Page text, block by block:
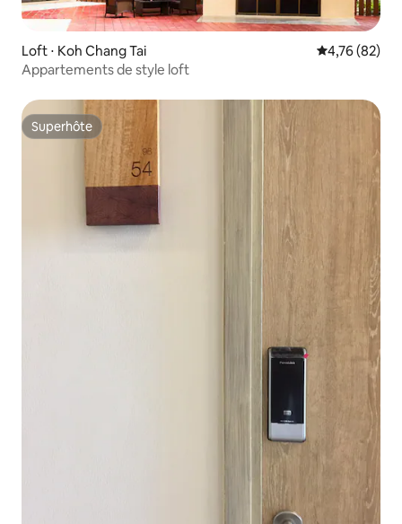
Loft ⋅ Koh Chang Tai Évaluation
4,76 (82)
Appartements de style loft
Superhôte
Superhôte